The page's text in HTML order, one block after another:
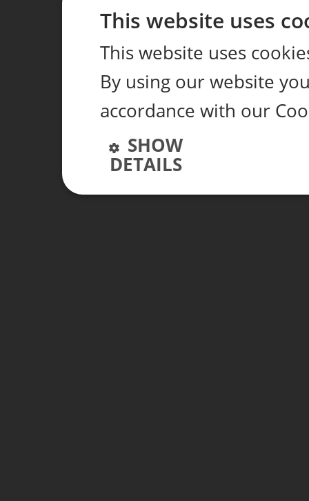
This website uses
This website uses
By using our website
accordance with our
SHOW
DETAILS